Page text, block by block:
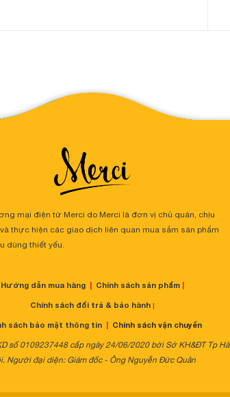
mại điện tử Merci do Merci là đơn vị chủ quản, chịu
thực hiện các giao dịch liên quan mua sắm sản phẩm
dùng thiết yếu.
Hướng dẫn mua hàng Chính sách sản phẩm
Chính sách đổi trả & bảo hành
sách bảo mật thông tin| Chính sách vận chuyển
số 0109237448 cấp ngày 24/06/2020 bởi Sở KH&ĐT Tp Hà
Người đại diện: Giám đốc - Ông Nguyễn Đức Quân